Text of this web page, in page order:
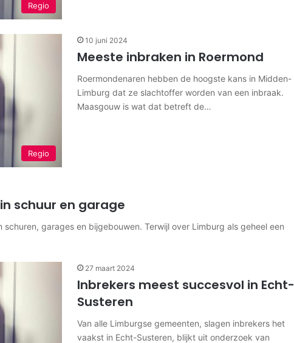
Regio
Regio
10 juni 2024
Meeste inbraken in Roermond
Roermondenaren hebben de hoogste kans in Midden-
Limburg dat ze slachtoffer worden van een inbraak.
Maasgouw is wat dat betreft de…
schuur en garage
garages en bijgebouwen. Terwijl over Limburg als geheel een
27 maart 2024
Inbrekers meest succesvol in Echt-
Susteren
Van alle Limburgse gemeenten, slagen inbrekers het
vaakst in Echt-Susteren, blijkt uit onderzoek van